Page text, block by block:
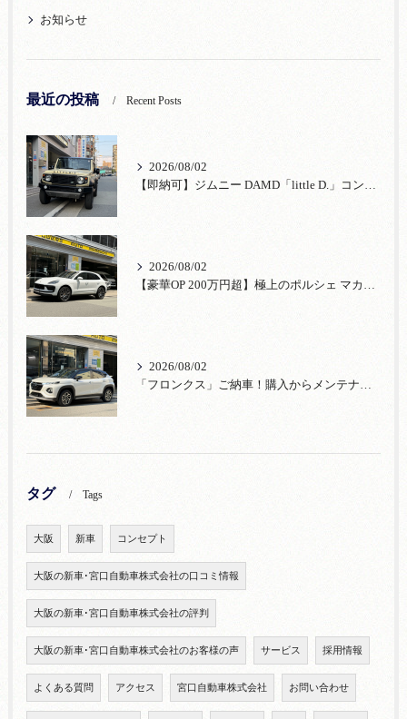
お知らせ
最近の投稿 Recent Posts
2026/08/02
【即納可】ジムニー DAMD「little D.」コンプリート！登録済未使用車あり
2026/08/02
【豪華OP 200万円超】極上のポルシェ マカンが入荷！注目のオプション装備
2026/08/02
「フロンクス」ご納車！購入からメンテナンス・リコールまで！宮口自動車
タグ Tags
大阪 新車 コンセプト
大阪の新車･宮口自動車株式会社の口コミ情報
大阪の新車･宮口自動車株式会社の評判
大阪の新車･宮口自動車株式会社のお客様の声 サービス 採用情報
よくある質問 アクセス 宮口自動車株式会社 お問い合わせ